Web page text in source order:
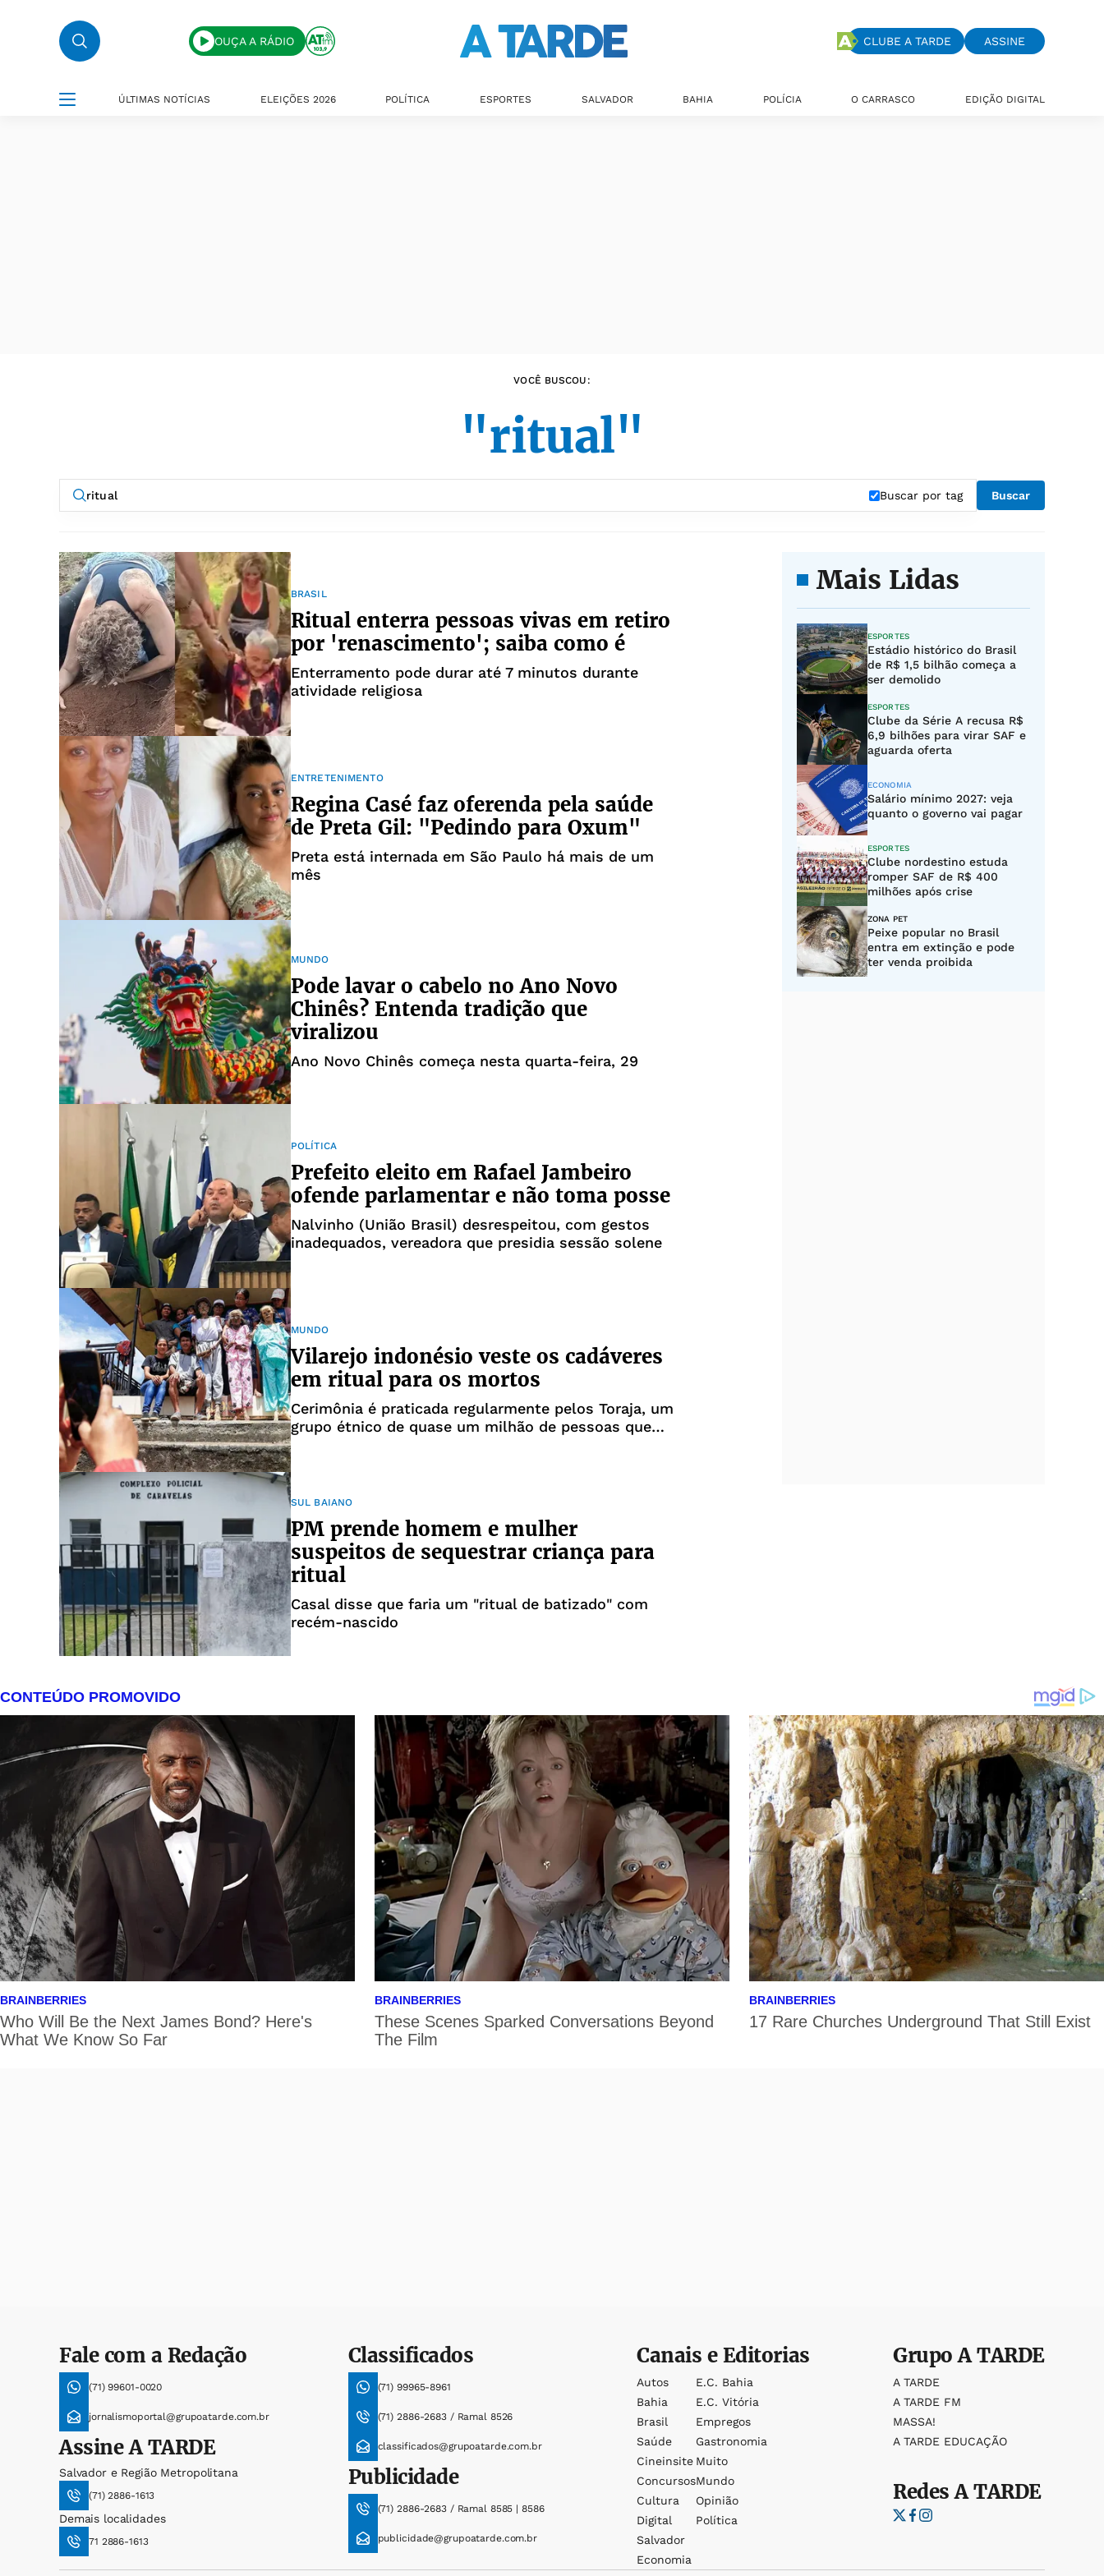
OUÇA A RÁDIO CLUBE A TARDE ASSINE
ÚLTIMAS NOTÍCIAS ELEIÇÕES 2026 POLÍTICA ESPORTES SALVADOR BAHIA POLÍCIA O CARRASCO EDIÇÃO DIGITAL
VOCÊ BUSCOU:
"ritual"
Buscar por tag Buscar
BRASIL
Ritual enterra pessoas vivas em retiro
por 'renascimento'; saiba como é
Enterramento pode durar até 7 minutos durante
atividade religiosa
ENTRETENIMENTO
Regina Casé faz oferenda pela saúde
de Preta Gil: "Pedindo para Oxum"
Preta está internada em São Paulo há mais de um
mês
MUNDO
Pode lavar o cabelo no Ano Novo
Chinês? Entenda tradição que
viralizou
Ano Novo Chinês começa nesta quarta-feira, 29
POLÍTICA
Prefeito eleito em Rafael Jambeiro
ofende parlamentar e não toma posse
Nalvinho (União Brasil) desrespeitou, com gestos
inadequados, vereadora que presidia sessão solene
MUNDO
Vilarejo indonésio veste os cadáveres
em ritual para os mortos
Cerimônia é praticada regularmente pelos Toraja, um
grupo étnico de quase um milhão de pessoas que
SUL BAIANO
PM prende homem e mulher
suspeitos de sequestrar criança para
ritual
Casal disse que faria um "ritual de batizado" com
recém-nascido
Mais Lidas
ESPORTES
Estádio histórico do Brasil
de R$ 1,5 bilhão começa a
ser demolido
ESPORTES
Clube da Série A recusa R$
6,9 bilhões para virar SAF e
aguarda oferta
ECONOMIA
Salário mínimo 2027: veja
quanto o governo vai pagar
ESPORTES
Clube nordestino estuda
romper SAF de R$ 400
milhões após crise
ZONA PET
Peixe popular no Brasil
entra em extinção e pode
ter venda proibida
Fale com a Redação
(71) 99601-0020
jornalismoportal@grupoatarde.com.br
AssineA TARDE
Salvador e Região Metropolitana
(71) 2886-1613
Demais localidades
71 2886-1613
Classificados
(71) 99965-8961
(71) 2886-2683 / Ramal 8526
classificados@grupoatarde.com.br
Publicidade
(71) 2886-2683 / Ramal 8585 | 8586
publicidade@grupoatarde.com.br
Canais e Editorias
Autos
Bahia
Brasil
Saúde
Cineinsite
Concursos
Cultura
Digital
Salvador
Economia
E.c. Bahia
E.c. Vitória
Empregos
Gastronomia
Muito
Mundo
Opinião
Política
GrupoA TARDE
A TARDE
A TARDE FM
MASSA!
A TARDE EDUCAÇÃO
RedesA TARDE